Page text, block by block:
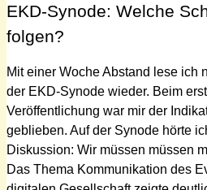
EKD-Synode: Welche
folgen?
Mit einer Woche Abstand lese ich
der EKD-Synode wieder. Beim
Veröffentlichung war mir der
geblieben. Auf der Synode hörte
Diskussion: Wir müssen müssen
Das Thema Kommunikation des